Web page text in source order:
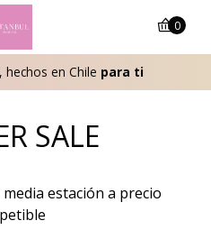
hechos en Chile para ti
0
SALE
estación a precio